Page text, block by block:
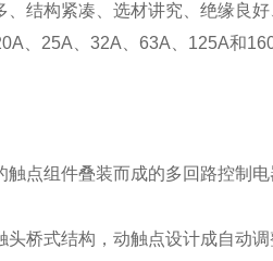
结构紧凑、选材讲究、绝缘良
、25A、32A、63A、125A和
点组件叠装而成的多回路控制
桥式结构，动触点设计成自动